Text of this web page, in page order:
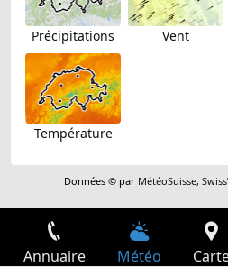
Précipitations Vent
Température
Données © par MétéoSuisse,
Annuaire Météo